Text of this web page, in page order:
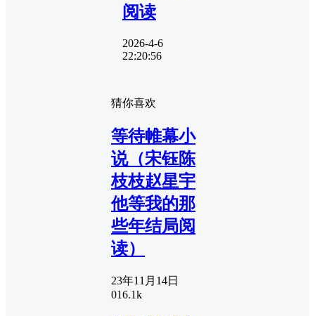
阅读
2026-4-6
22:20:56
猜你喜欢
等待帷幕小
说（宋钰陈
枝枝赵星宇
他等我的那
些年结局阅
读）
23年11月14日
016.1k